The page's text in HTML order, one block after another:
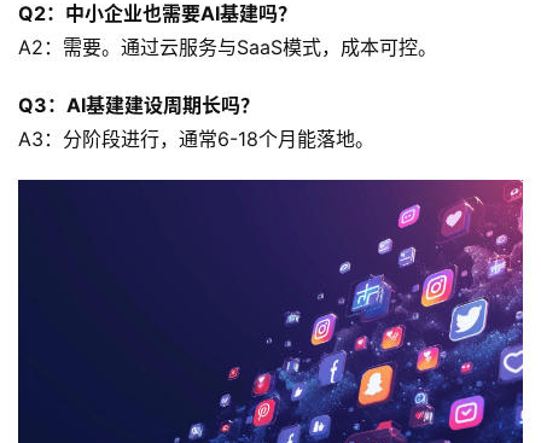
Q2：中小企业也需要AI基建吗？
A2：需要。通过云服务与SaaS模式，成本可控。
Q3：AI基建建设周期长吗？
A3：分阶段进行，通常6-18个月能落地。